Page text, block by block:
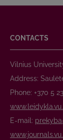
CONTACTS
Vilnius
Address:
Phone: +370 5
E-mail: